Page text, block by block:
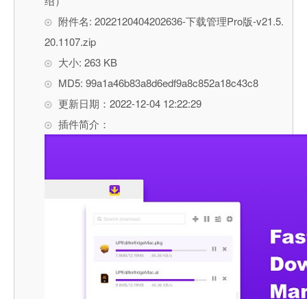
附件名: 2022120404202636-下载管理Pro版-v21.5.
20.1107.zip
大小: 263 KB
MD5: 99a1a46b83a8d6edf9a8c852a18c43c8
更新日期：2022-12-04 12:22:29
插件简介：